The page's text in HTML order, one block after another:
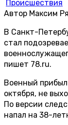
Происшествия
Автор Максим
В Санкт-
стал
пишет 78.ru.
Военный прибыл
октября, не
По версии
напал на 38-